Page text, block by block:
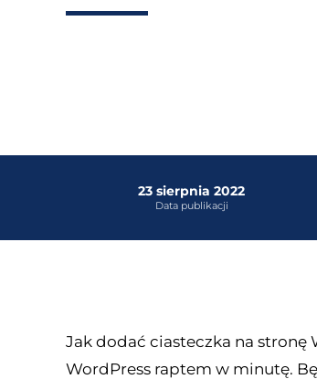
23 sierpnia 2022
Data publikacji
Jak dodać ciasteczka na stronę
WordPress raptem w minutę.